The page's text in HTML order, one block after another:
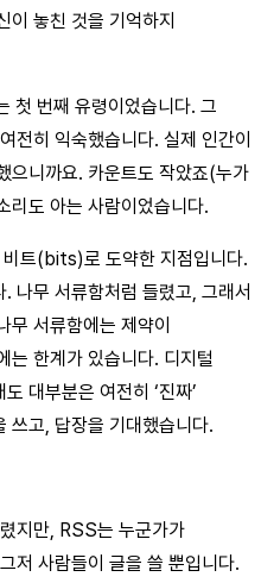
이 놓친 것을 기억하지
번째 유령이었습니다. 그
전히 익숙했습니다. 실제 인간이
으니까요. 카운트도 작았죠(누가
리도 아는 사람이었습니다.
트(bits)로 도약한 지점입니다.
. 나무 서류함처럼 들렸고, 그래서
무 서류함에는 제약이
는 한계가 있습니다. 디지털
대부분은 여전히 ‘진짜’
쓰고, 답장을 기대했습니다.
지만, RSS는 누군가가
저 사람들이 글을 쓸 뿐입니다.